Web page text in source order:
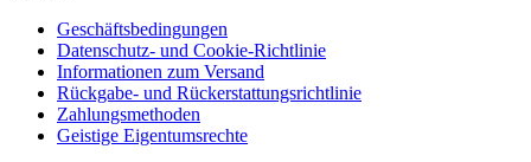
Geschäftsbedingungen
Datenschutz- und Cookie-Richtlinie
Informationen zum Versand
Rückgabe- und Rückerstattungsrichtlinie
Zahlungsmethoden
Geistige Eigentumsrechte